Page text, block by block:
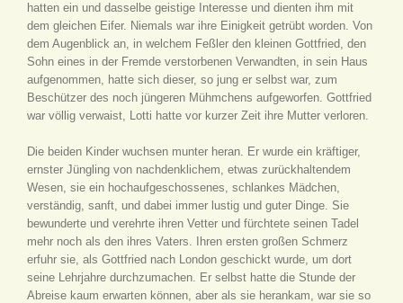
hatten ein und dasselbe geistige Interesse und dienten ihm mit
dem gleichen Eifer. Niemals war ihre Einigkeit getrübt worden. Von
dem Augenblick an, in welchem Feßler den kleinen Gottfried, den
Sohn eines in der Fremde verstorbenen Verwandten, in sein Haus
aufgenommen, hatte sich dieser, so jung er selbst war, zum
Beschützer des noch jüngeren Mühmchens aufgeworfen. Gottfried
war völlig verwaist, Lotti hatte vor kurzer Zeit ihre Mutter verloren.
Die beiden Kinder wuchsen munter heran. Er wurde ein kräftiger,
ernster Jüngling von nachdenklichem, etwas zurückhaltendem
Wesen, sie ein hochaufgeschossenes, schlankes Mädchen,
verständig, sanft, und dabei immer lustig und guter Dinge. Sie
bewunderte und verehrte ihren Vetter und fürchtete seinen Tadel
mehr noch als den ihres Vaters. Ihren ersten großen Schmerz
erfuhr sie, als Gottfried nach London geschickt wurde, um dort
seine Lehrjahre durchzumachen. Er selbst hatte die Stunde der
Abreise kaum erwarten können, aber als sie herankam, war sie so